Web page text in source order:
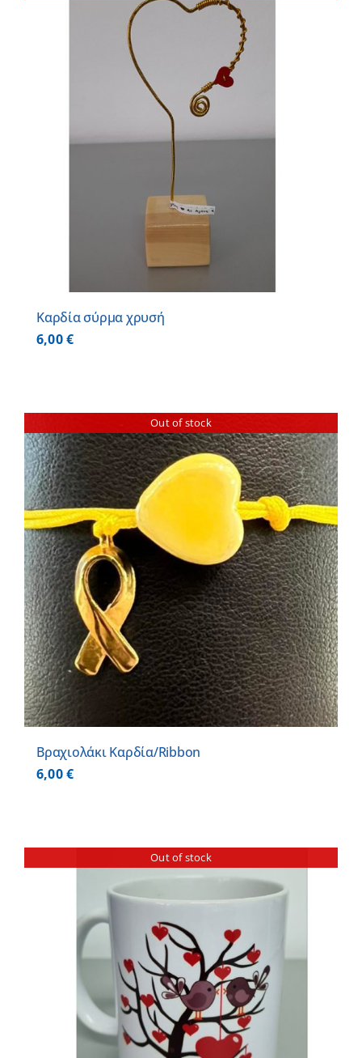
Καρδία σύρμα χρυσή
6,00€
Out of stock
Βραχιολάκι Καρδία/Ribbon
6,00€
Out of stock